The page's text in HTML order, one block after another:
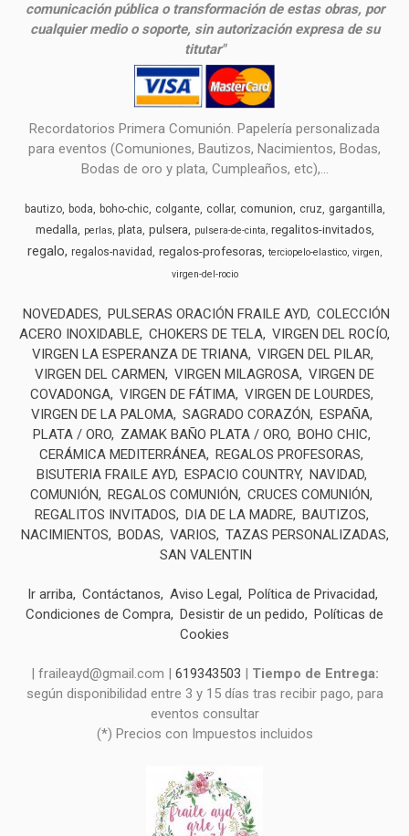
comunicación pública o transformación de estas obras, por
cualquier medio o soporte, sin autorización expresa de su
titutar"
Recordatorios Primera Comunión. Papelería personalizada
para eventos (Comuniones, Bautizos, Nacimientos, Bodas,
Bodas de oro y plata, Cumpleaños, etc),...
bautizo boda boho-chic colgante collar comunion cruz gargantilla
medalla perlas plata pulsera pulsera-de-cinta regalitos-invitados
regalo regalos-navidad regalos-profesoras terciopelo-elastico virgen
virgen-del-rocio
NOVEDADES PULSERAS ORACIÓN FRAILE AYD COLECCIÓN
ACERO INOXIDABLE CHOKERS DE TELA VIRGEN DEL ROCÍO
VIRGEN LA ESPERANZA DE TRIANA VIRGEN DEL PILAR
VIRGEN DEL CARMEN
VIRGEN MILAGROSA VIRGEN DE
COVADONGA VIRGEN DE FÁTIMA VIRGEN DE LOURDES
VIRGEN DE LA PALOMA SAGRADO CORAZÓN
ESPAÑA
PLATA / ORO
ZAMAK BAÑO PLATA / ORO BOHO CHIC
CERÁMICA MEDITERRÁNEA REGALOS PROFESORAS
BISUTERIA FRAILE AYD ESPACIO COUNTRY NAVIDAD
COMUNIÓN
REGALOS COMUNIÓN
CRUCES COMUNIÓN
REGALITOS INVITADOS
DIA DE LA MADRE BAUTIZOS
NACIMIENTOS
BODAS VARIOS
TAZAS PERSONALIZADAS
SAN VALENTIN
Ir arriba Contáctanos Aviso Legal
Política de Privacidad
Condiciones de Compra Desistir de un pedido
Políticas de
Cookies
| fraileayd@gmail.com | 619343503 | Tiempo de Entrega:
según disponibilidad entre 3 y 15 días tras recibir pago, para
eventos consultar
(*) Precios con Impuestos incluidos